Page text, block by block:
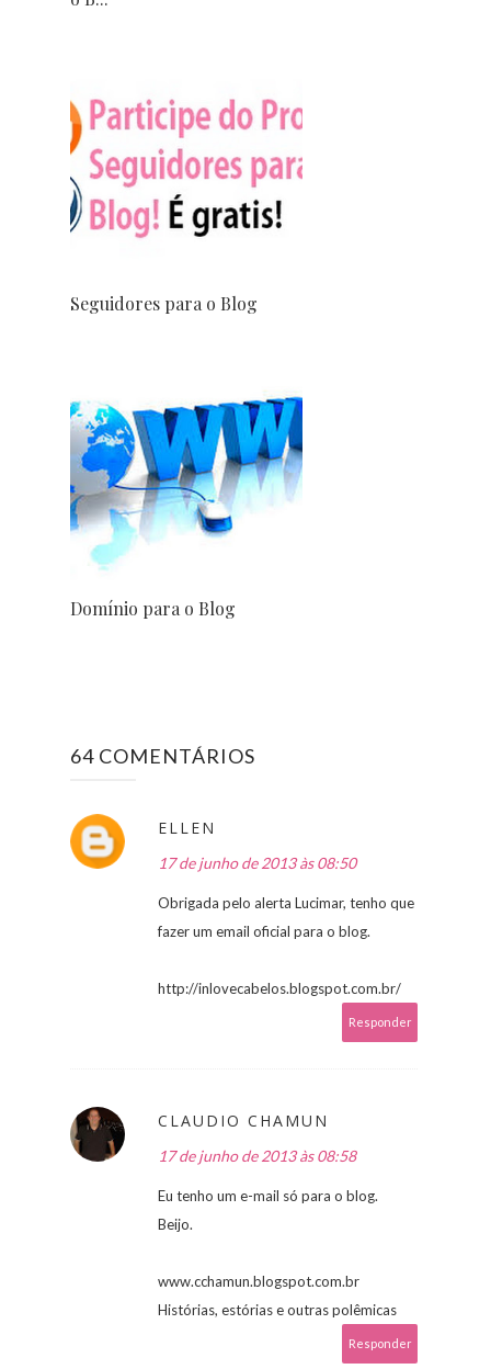
Seguidores para o Blog
Domínio para o Blog
64 COMENTÁRIOS
ELLEN
17 de junho de 2013 às 08:50
Obrigada pelo alerta Lucimar, tenho que
fazer um email oficial para o blog.
http://inlovecabelos.blogspot.com.br/
Responder
CLAUDIO CHAMUN
17 de junho de 2013 às 08:58
Eu tenho um e-mail só para o blog.
Beijo.
www.cchamun.blogspot.com.br
Histórias, estórias e outras polêmicas
Responder